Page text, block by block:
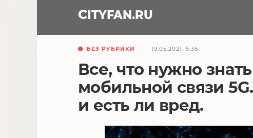
CITYFAN.RU
БЕЗ РУБРИКИ 19.05.2021, 5:36
Все, что нужно
мобильной связи
и есть ли вред.